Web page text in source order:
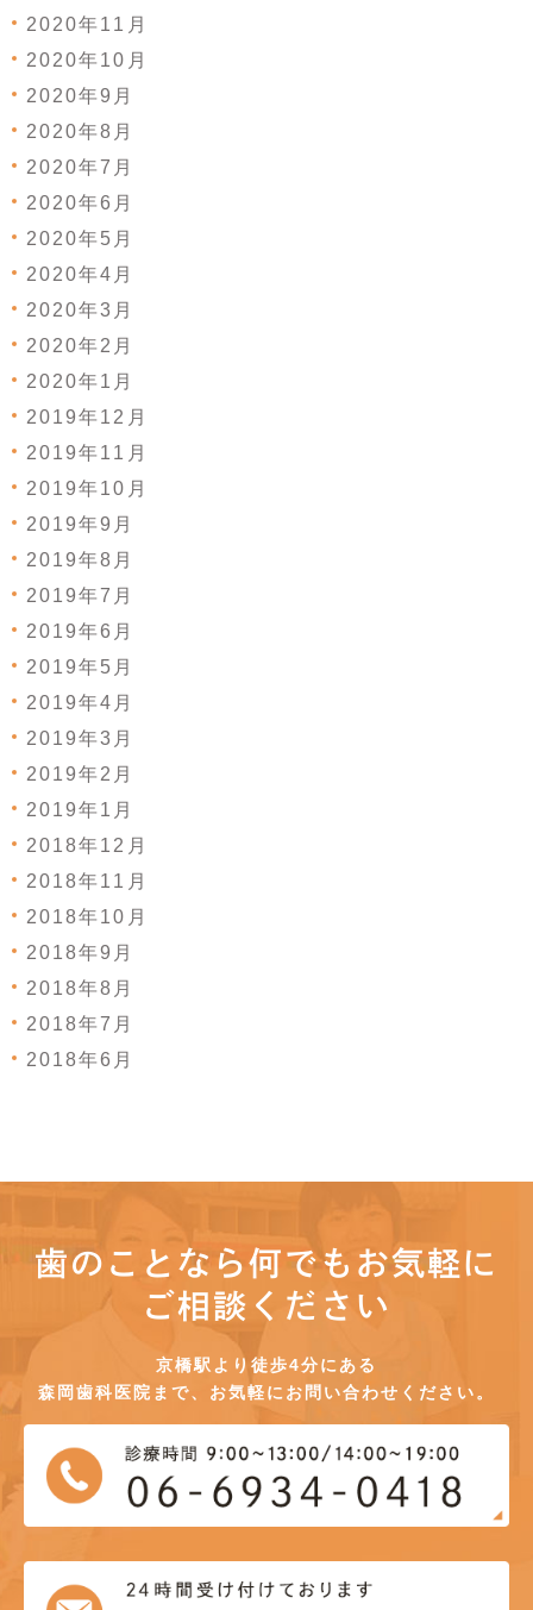
2020年11月
2020年10月
2020年9月
2020年8月
2020年7月
2020年6月
2020年5月
2020年4月
2020年3月
2020年2月
2020年1月
2019年12月
2019年11月
2019年10月
2019年9月
2019年8月
2019年7月
2019年6月
2019年5月
2019年4月
2019年3月
2019年2月
2019年1月
2018年12月
2018年11月
2018年10月
2018年9月
2018年8月
2018年7月
2018年6月
歯のことなら何でもお気軽に
ご相談ください
京橋駅より徒歩4分にある
森岡歯科医院まで、お気軽にお問い合わせください。